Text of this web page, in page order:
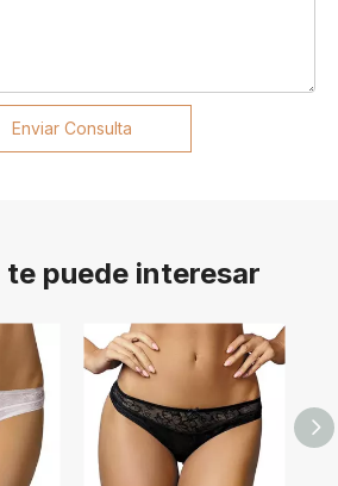
Enviar Consulta
te puede interesar